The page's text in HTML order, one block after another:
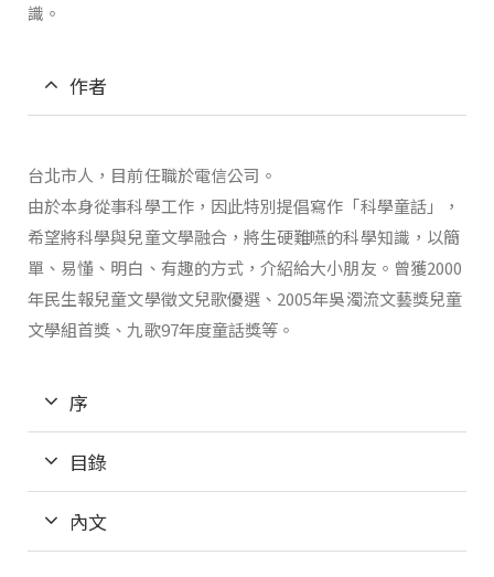
識。
作者
台北市人，目前任職於電信公司。
由於本身從事科學工作，因此特別提倡寫作「科學童話」，
希望將科學與兒童文學融合，將生硬難嚥的科學知識，以簡
單、易懂、明白、有趣的方式，介紹給大小朋友。曾獲2000
年民生報兒童文學徵文兒歌優選、2005年吳濁流文藝獎兒童
文學組首獎、九歌97年度童話獎等。
序
目錄
內文